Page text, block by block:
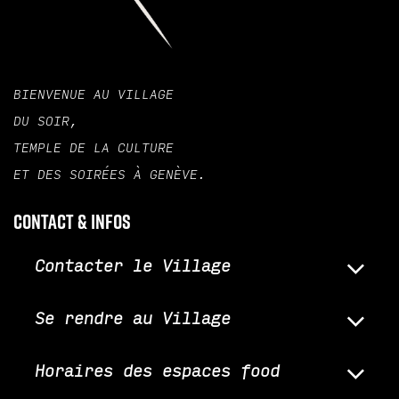
BIENVENUE AU VILLAGE
DU SOIR,
TEMPLE DE LA CULTURE
ET DES SOIRÉES À GENÈVE.
Contact & infos
Contacter le Village
Se rendre au Village
Horaires des espaces food